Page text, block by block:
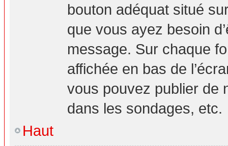
bouton adéquat situé
que vous ayez besoin
message. Sur chaque
affichée en bas de
vous pouvez publier de
dans les sondages, etc.
Haut